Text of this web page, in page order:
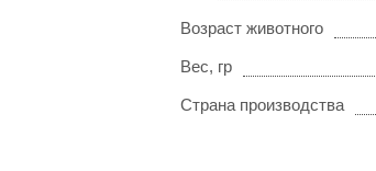
Возраст животного
Вес, гр
Страна производства